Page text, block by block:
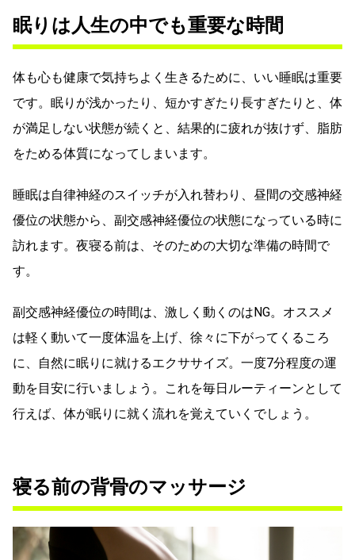
眠りは人生の中でも重要な時間
体も心も健康で気持ちよく生きるために、いい睡眠は重要
です。眠りが浅かったり、短かすぎたり長すぎたりと、体
が満足しない状態が続くと、結果的に疲れが抜けず、脂肪
をためる体質になってしまいます。
睡眠は自律神経のスイッチが入れ替わり、昼間の交感神経
優位の状態から、副交感神経優位の状態になっている時に
訪れます。夜寝る前は、そのための大切な準備の時間で
す。
副交感神経優位の時間は、激しく動くのはNG。オススメ
は軽く動いて一度体温を上げ、徐々に下がってくるころ
に、自然に眠りに就けるエクササイズ。一度7分程度の運
動を目安に行いましょう。これを毎日ルーティーンとして
行えば、体が眠りに就く流れを覚えていくでしょう。
寝る前の背骨のマッサージ